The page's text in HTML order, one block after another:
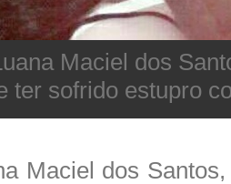
Maciel dos
ter sofrido estupro
Maciel dos